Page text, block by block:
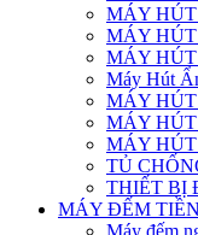
MÁY
MÁY
MÁY
Máy Hút
MÁY
MÁY
MÁY
TỦ
THIẾT BỊ
MÁY ĐẾM TIỀN